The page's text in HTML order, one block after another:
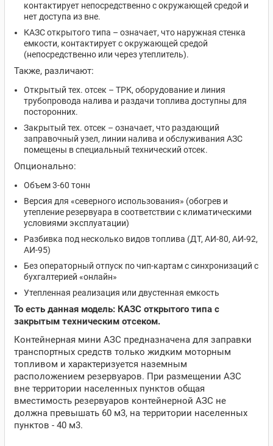
контактирует непосредственно с окружающей средой и
нет доступа из вне.
КАЗС открытого типа – означает, что наружная стенка
емкости, контактирует с окружающей средой
(непосредственно или через утеплитель).
Также, различают:
Открытый тех. отсек – ТРК, оборудование и линия
трубопровода налива и раздачи топлива доступны для
посторонних.
Закрытый тех. отсек – означает, что раздающий
заправочный узел, линии налива и обслуживания АЗС
помещены в специальный технический отсек.
Опционально:
Объем 3-60 тонн
Версия для «северного использования» (обогрев и
утепление резервуара в соответствии с климатическими
условиями эксплуатации)
Разбивка под несколько видов топлива (ДТ, АИ-80, АИ-92,
АИ-95)
Без операторный отпуск по чип-картам с синхронизаций с
бухгалтерией «онлайн»
Утепленная реализация или двустенная емкость
То есть данная модель: КАЗС открытого типа с
закрытым техническим отсеком.
Контейнерная мини АЗС предназначена для заправки
транспортных средств только жидким моторным
топливом и характеризуется наземным
расположением резервуаров. При размещении АЗС
вне территории населенных пунктов общая
вместимость резервуаров контейнерной АЗС не
должна превышать 60 м3, на территории населенных
пунктов - 40 м3.